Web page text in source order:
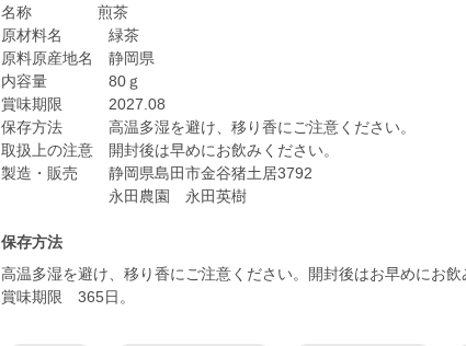
名称 煎茶
原材料名 緑茶
原料原産地名 静岡県
内容量 80ｇ
賞味期限 2027.08
保存方法 高温多湿を避け、移り香にご注意ください。
取扱上の注意 開封後は早めにお飲みください。
製造・販売 静岡県島田市金谷猪土居3792
永田農園 永田英樹
保存方法
高温多湿を避け、移り香にご注意ください。開封後はお早めにお飲
賞味期限 365日。